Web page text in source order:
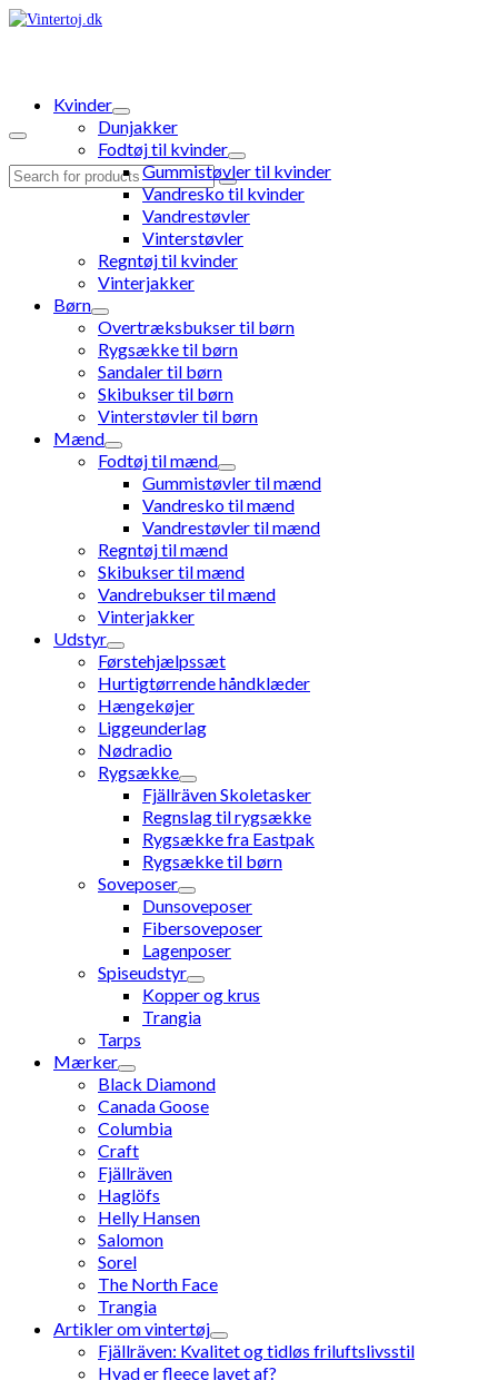
Search
Kvinder
Dunjakker
Fodtøj til kvinder
Gummistøvler til kvinder
Vandresko til kvinder
Vandrestøvler
Vinterstøvler
Regntøj til kvinder
Vinterjakker
Børn
Overtræksbukser til børn
Rygsække til børn
Sandaler til børn
Skibukser til børn
Vinterstøvler til børn
Mænd
Fodtøj til mænd
Gummistøvler til mænd
Vandresko til mænd
Vandrestøvler til mænd
Regntøj til mænd
Skibukser til mænd
Vandrebukser til mænd
Vinterjakker
Udstyr
Førstehjælpssæt
Hurtigtørrende håndklæder
Hængekøjer
Liggeunderlag
Nødradio
Rygsække
Fjällräven Skoletasker
Regnslag til rygsække
Rygsække fra Eastpak
Rygsække til børn
Soveposer
Dunsoveposer
Fibersoveposer
Lagenposer
Spiseudstyr
Kopper og krus
Trangia
Tarps
Mærker
Black Diamond
Canada Goose
Columbia
Craft
Fjällräven
Haglöfs
Helly Hansen
Salomon
Sorel
The North Face
Trangia
Artikler om vintertøj
Fjällräven: Kvalitet og tidløs friluftslivsstil
Hvad er fleece lavet af?